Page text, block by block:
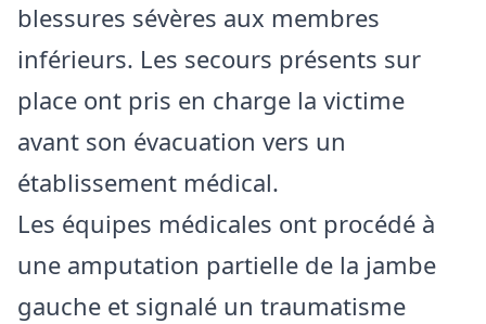
blessures sévères aux membres
inférieurs. Les secours présents sur
place ont pris en charge la victime
avant son évacuation vers un
établissement médical.
Les équipes médicales ont procédé à
une amputation partielle de la jambe
gauche et signalé un traumatisme